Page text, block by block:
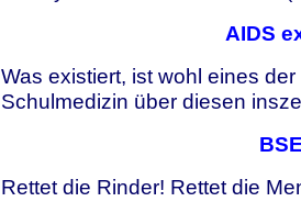
AIDS
Was existiert, ist wohl eines
Schulmedizin über diesen
Rettet die Rinder! Rettet die